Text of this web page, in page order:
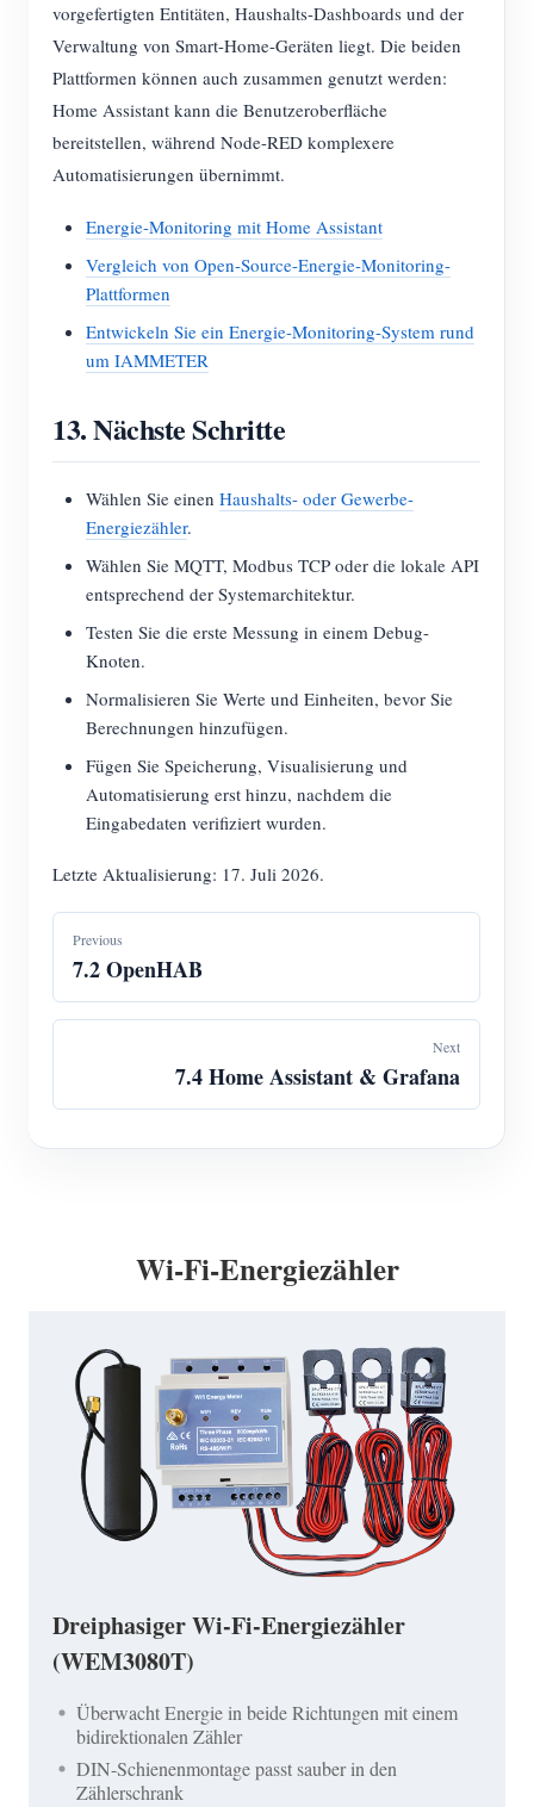
vorgefertigten Entitäten, Haushalts-Dashboards und der
Verwaltung von Smart-Home-Geräten liegt. Die beiden
Plattformen können auch zusammen genutzt werden:
Home Assistant kann die Benutzeroberfläche
bereitstellen, während Node-RED komplexere
Automatisierungen übernimmt.
Energie-Monitoring mit Home Assistant
Vergleich von Open-Source-Energie-Monitoring-
Plattformen
Entwickeln Sie ein Energie-Monitoring-System rund
um IAMMETER
13. Nächste Schritte
Wählen Sie einen Haushalts- oder Gewerbe-
Energiezähler.
Wählen Sie MQTT, Modbus TCP oder die lokale API
entsprechend der Systemarchitektur.
Testen Sie die erste Messung in einem Debug-
Knoten.
Normalisieren Sie Werte und Einheiten, bevor Sie
Berechnungen hinzufügen.
Fügen Sie Speicherung, Visualisierung und
Automatisierung erst hinzu, nachdem die
Eingabedaten verifiziert wurden.
Letzte Aktualisierung: 17. Juli 2026.
Previous
7.2 OpenHAB
Next
7.4 Home Assistant & Grafana
Wi-Fi-Energiezähler
Dreiphasiger Wi-Fi-Energiezähler
(WEM3080T)
Überwacht Energie in beide Richtungen mit einem
bidirektionalen Zähler
DIN-Schienenmontage passt sauber in den
Zählerschrank